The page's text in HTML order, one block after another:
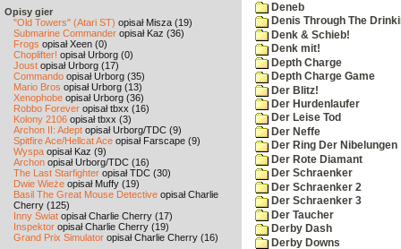
Opisy gier
"Old Towers" (Atari ST) opisał Misza (19)
Submarine Commander opisał Kaz (36)
Frogs opisał Xeen (0)
Choplifter! opisał Urborg (0)
Joust opisał Urborg (17)
Commando opisał Urborg (35)
Mario Bros opisał Urborg (13)
Xenophobe opisał Urborg (36)
Robbo Forever opisał tbxx (16)
Kolony 2106 opisał tbxx (3)
Archon II: Adept opisał Urborg/TDC (9)
Spitfire Ace/Hellcat Ace opisał Farscape (9)
Wyspa opisał Kaz (9)
Archon opisał Urborg/TDC (16)
The Last Starfighter opisał TDC (30)
Dwie Wieże opisał Muffy (19)
Basil The Great Mouse Detective opisał Charlie
Cherry (125)
Inny Świat opisał Charlie Cherry (17)
Inspektor opisał Charlie Cherry (19)
Grand Prix Simulator opisał Charlie Cherry (16)
Deneb
Denis Through The
Denk & Schieb!
Denk mit!
Depth Charge
Depth Charge Game
Der Blitz!
Der Hurdenlaufer
Der Leise Tod
Der Neffe
Der Ring Der Nibelungen
Der Rote Diamant
Der Schraenker
Der Schraenker 2
Der Schraenker 3
Der Taucher
Derby Dash
Derby Downs